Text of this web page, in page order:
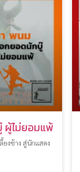
ผู้ไม่ยอมแพ้
งช้าง สู่นักแสดง